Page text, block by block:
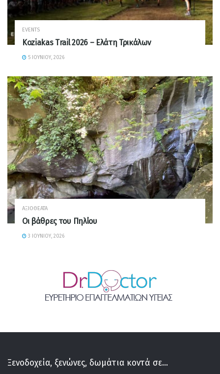
EVENTS
Koziakas Trail 2026 – Ελάτη Τρικάλων
5 ΙΟΥΝΊΟΥ, 2026
ΑΞΙΟΘΈΑΤΑ
Οι βάθρες του Πηλίου
3 ΙΟΥΝΊΟΥ, 2026
Ξενοδοχεία, ξενώνες, δωμάτια κοντά σε...